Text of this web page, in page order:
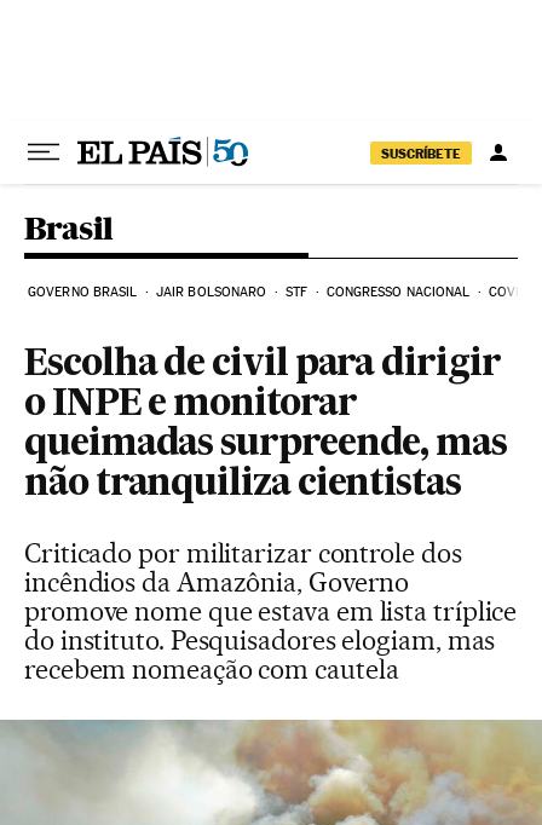
SUSCRÍBETE
Brasil
GOVERNO BRASIL JAIR BOLSONARO STF CONGRESSO NACIONAL COVID-
Escolha de civil para dirigir
o INPE e monitorar
queimadas surpreende, mas
não tranquiliza cientistas
Criticado por militarizar controle dos
incêndios da Amazônia, Governo
promove nome que estava em lista tríplice
do instituto. Pesquisadores elogiam, mas
recebem nomeação com cautela